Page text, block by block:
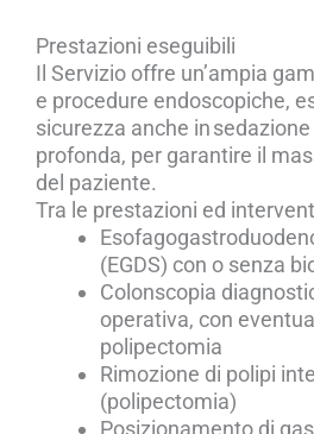
Prestazioni eseguibili
Il Servizio offre un’ampia
e procedure endoscopiche,
sicurezza anche in
profonda, per garantire il
del paziente.
Tra le prestazioni ed
(EGDS) con o senza
Colonscopia
operativa, con
polipectomia
Rimozione di polipi
(polipectomia)